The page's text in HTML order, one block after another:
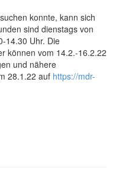
konnte, kann sich
sind dienstags von
14.30 Uhr. Die
können vom 14.2.-16.2.22
und nähere
28.1.22 auf https://mdr-